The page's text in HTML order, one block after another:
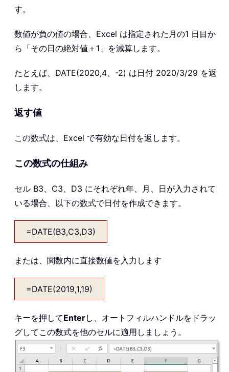
す。
数値が負の値の場合、Excel は指定された月の1 日目か
ら「その日の絶対値＋1」を減算します。
たとえば、DATE(2020,4、-2) は日付 2020/3/29 を返
します。
返す値
この数式は、Excel で有効な日付を返します。
この数式の仕組み
セル B3、C3、D3 にそれぞれ年、月、日が入力されて
いる場合、以下の数式で日付を作成できます。
=DATE(B3,C3,D3)
または、関数内に直接数値を入力します
=DATE(2019,1,19)
キーを押してEnterし、オートフィルハンドルをドラッ
グしてこの数式を他のセルに適用しましょう。